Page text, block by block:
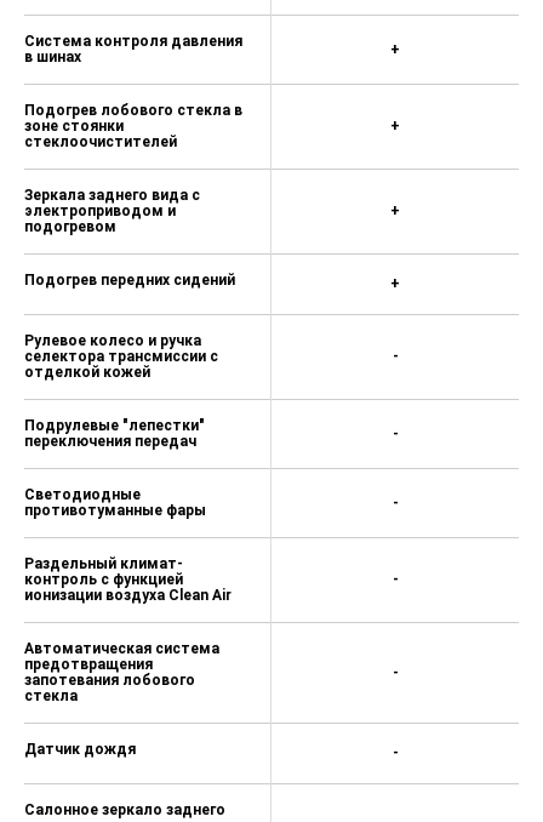
Система контроля давления
в шинах
Подогрев лобового стекла в
зоне стоянки
стеклоочистителей
Зеркала заднего вида с
электроприводом и
подогревом
Подогрев передних сидений
Рулевое колесо и ручка
селектора трансмиссии с
отделкой кожей
Подрулевые "лепестки"
переключения передач
Светодиодные
противотуманные фары
Раздельный климат-
контроль с функцией
ионизации воздуха Clean Air
Автоматическая система
предотвращения
запотевания лобового
стекла
Датчик дождя
Салонное зеркало заднего
+
+
+
+
-
-
-
-
-
-